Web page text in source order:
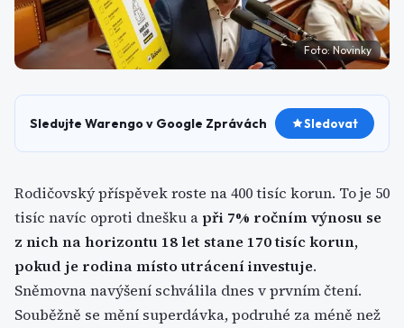
Foto:Novinky
Sledujte Warengo v Google Zprávách Sledovat
Rodičovský příspěvek roste na 400 tisíc korun. To je 50
tisíc navíc oproti dnešku a při 7% ročním výnosu se
z nich na horizontu 18 let stane 170 tisíc korun,
pokud je rodina místo utrácení investuje.
Sněmovna navýšení schválila dnes v prvním čtení.
Souběžně se mění superdávka, podruhé za méně než